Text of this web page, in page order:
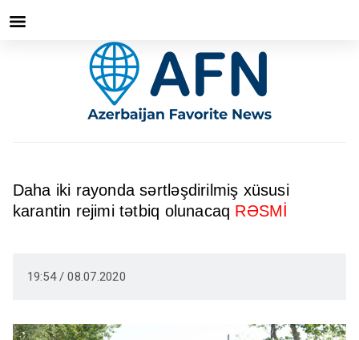
Daha iki rayonda sərtləşdirilmiş xüsusi
karantin rejimi tətbiq olunacaq RƏSMİ
19:54 / 08.07.2020